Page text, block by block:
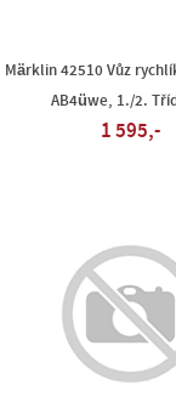
Märklin 42510 Vůz
AB4üwe, 1./2.
1 595,-